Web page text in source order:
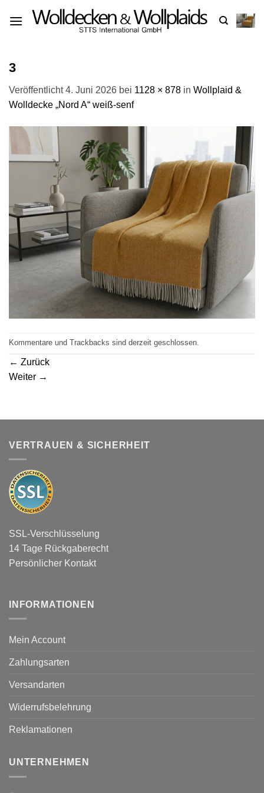
Inhalt
3
Veröffentlicht4. Juni 2026 bei 1128 × 878 in Wollplaid &
Wolldecke „Nord A“ weiß-senf
Kommentare und Trackbacks sind derzeit geschlossen.
← Zurück
Weiter →
VERTRAUEN & SICHERHEIT
SSL-Verschlüsselung
14 Tage Rückgaberecht
Persönlicher Kontakt
INFORMATIONEN
Mein Account
Zahlungsarten
Versandarten
Widerrufsbelehrung
Reklamationen
UNTERNEHMEN